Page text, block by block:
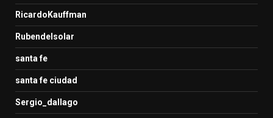
RicardoKauffman
Rubendelsolar
santa fe
santa fe ciudad
Sergio_dallago